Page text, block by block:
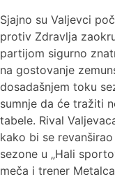
Sjajno su Valjevci
protiv Zdravlja
partijom sigurno
na gostovanje
dosadašnjem toku
sumnje da će tražiti
tabele. Rival
kako bi se
sezone u „Hali
meča i trener Metalca